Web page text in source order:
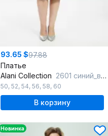
93.65 $97.88
Платье
Alani Collection 2601 синий_в_полоску
50, 52, 54, 56, 58, 60
В корзину
Новинка